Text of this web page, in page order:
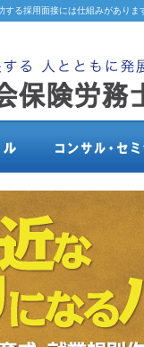
る採用面接には仕組みがありま